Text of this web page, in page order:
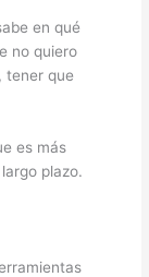
en qué
no quiero
tener que
es más
plazo.